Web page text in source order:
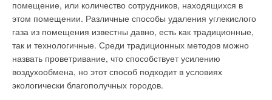
помещение, или количество сотрудников, находящихся в
этом помещении. Различные способы удаления углекислого
газа из помещения известны давно, есть как традиционные,
так и технологичные. Среди традиционных методов можно
назвать проветривание, что способствует усилению
воздухообмена, но этот способ подходит в условиях
экологически благополучных городов.
Процесс нанесения покрытия на стальные радиаторы
Demrad®состоит из последовательно проводимого
обезжиривания, обработки фосфатом железа, грунтования
катодной лакировкой по методу катафорезного погружения и
окраски порошковой эмалью (RAL 9010) в
электростатическом поле с последующим
Примером такой преграды могут быть стеллажи,
заставленные материалами.
Влияние высоты потолка на размещение датчиков также
рассчитывается, исходя из требований пространства в
расчете на количество и природу горючих материалов
помещения. Чтобы определить, соответствует ли охват